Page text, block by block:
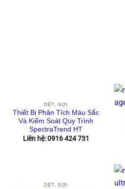
DỆT, SỢI
Thiết Bị Phân Tích Màu Sắc
Và Kiểm Soát Quy Trình
SpectraTrend HT
Liên hệ: 0916 424 731
DỆT, SỢI